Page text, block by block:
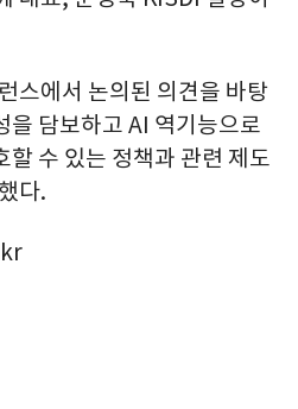
스에서 논의된 의견을 바탕
을 담보하고 AI 역기능으로
할 수 있는 정책과 관련 제도
다.